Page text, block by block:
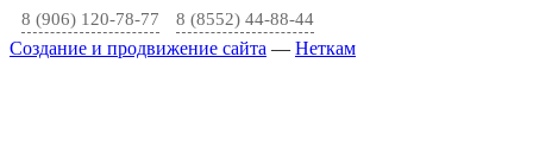
8 (906) 120-78-77 8 (8552) 44-88-44
Создание и продвижение сайта — Неткам